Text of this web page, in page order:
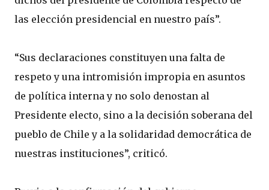
las elección presidencial en nuestro país”.
“Sus declaraciones constituyen una falta de
respeto y una intromisión impropia en asuntos
de política interna y no solo denostan al
Presidente electo, sino a la decisión soberana del
pueblo de Chile y a la solidaridad democrática de
nuestras instituciones”, criticó.